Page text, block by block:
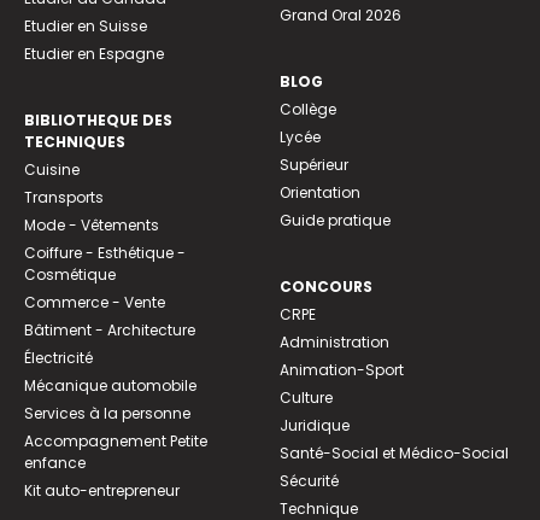
Etudier en Suisse
Etudier en Espagne
BIBLIOTHEQUE DES
TECHNIQUES
Cuisine
Transports
Mode - Vêtements
Coiffure - Esthétique -
Cosmétique
Commerce - Vente
Bâtiment - Architecture
Électricité
Mécanique automobile
Services à la personne
Accompagnement Petite
enfance
Kit auto-entrepreneur
Grand Oral 2026
BLOG
Collège
Lycée
Supérieur
Orientation
Guide pratique
CONCOURS
CRPE
Administration
Animation-Sport
Culture
Juridique
Santé-Social et Médico-Social
Sécurité
Technique